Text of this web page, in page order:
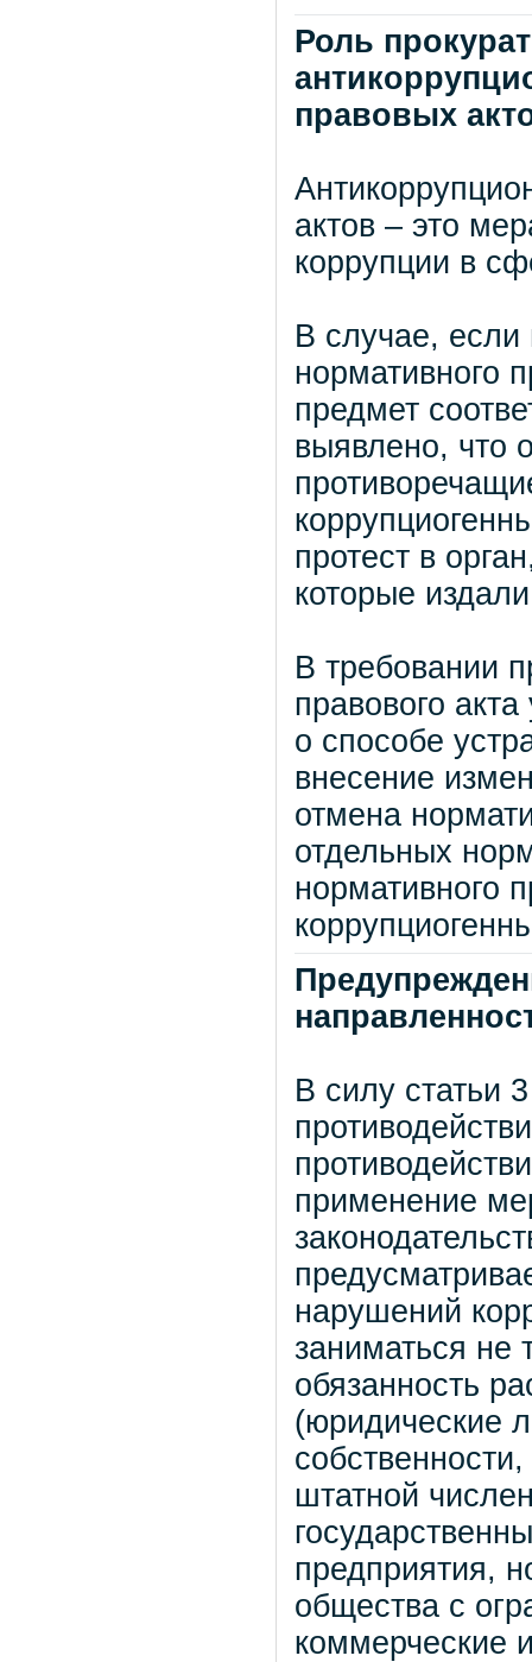
Роль
правовых
актов – это
коррупции в
В случае, если
нормативного
предмет
выявлено, что
протест в
которые
В требовании
правового
о способе
внесение
отмена
отдельных
нормативного
В силу статьи
применение
нарушений
заниматься не
обязанность
(юридические
штатной
предприятия,
общества с
коммерческие